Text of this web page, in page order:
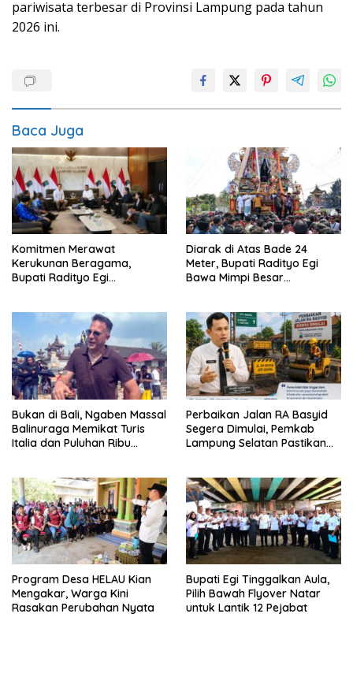
pariwisata terbesar di Provinsi Lampung pada tahun
2026 ini.
Baca Juga
Komitmen Merawat
Kerukunan Beragama,
Bupati Radityo Egi
Lampung
Diarak di Atas Bade 24
Meter, Bupati Radityo Egi
Bawa Mimpi Besar
Bukan di Bali, Ngaben Massal
Balinuraga Memikat Turis
Italia dan Puluhan Ribu
Perbaikan Jalan RA Basyid
Segera Dimulai, Pemkab
Lampung Selatan Pastikan
Program Desa HELAU Kian
Mengakar, Warga Kini
Rasakan Perubahan Nyata
Bupati Egi Tinggalkan Aula,
Pilih Bawah Flyover Natar
untuk Lantik 12 Pejabat